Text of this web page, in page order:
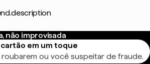
não improvisada
em um toque
ou você suspeitar de fraude.